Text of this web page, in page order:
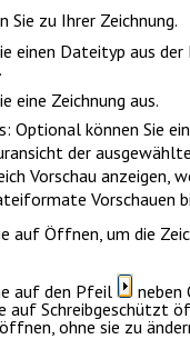
Sie zu Ihrer Zeichnung.
einen Dateityp aus
eine Zeichnung aus.
: Optional können Sie
der
Vorschau anzeigen,
Vorschauen
aufÖffnen, um die
auf den Pfeil
neben
aufSchreibgeschützt
ohne sie zu